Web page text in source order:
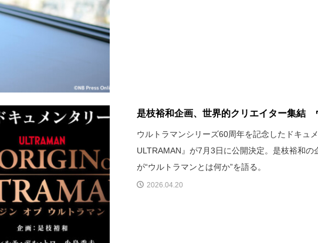
是枝裕和企画、世界的クリエイター集結
ウルトラマンシリーズ60周年を記念したドキュ
ULTRAMAN』が7月3日に公開決定。是枝裕和
が“ウルトラマンとは何か”を語る。
2026.04.20